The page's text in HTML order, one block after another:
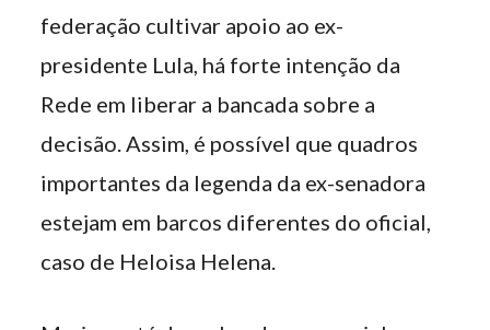
federação cultivar apoio ao ex-
presidente Lula, há forte intenção da
Rede em liberar a bancada sobre a
decisão. Assim, é possível que quadros
importantes da legenda da ex-senadora
estejam em barcos diferentes do oficial,
caso de Heloisa Helena.